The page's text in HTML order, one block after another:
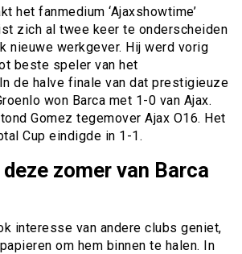
het fanmedium ‘Ajaxshowtime’
zich al twee keer te onderscheiden
nieuwe werkgever. Hij werd vorig
beste speler van het
de halve finale van dat prestigieuze
won Barca met 1-0 van Ajax.
Gomez tegemover Ajax O16. Het
Cup eindigde in 1-1.
zomer van Barca
interesse van andere clubs geniet,
om hem binnen te halen. In